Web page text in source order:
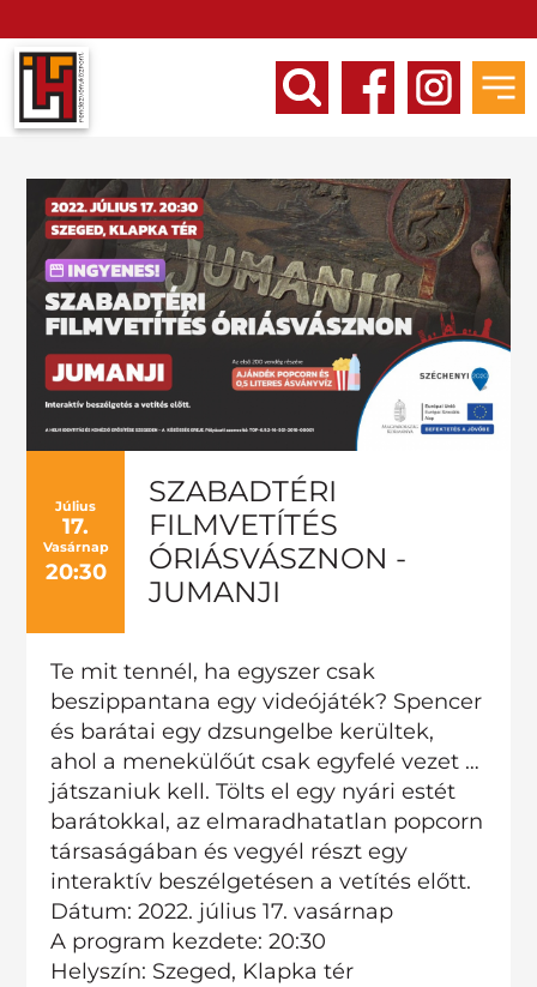
Július
17.
Vasárnap
20:30
SZABADTÉRI
FILMVETÍTÉS
ÓRIÁSVÁSZNON -
JUMANJI
Te mit tennél, ha egyszer csak
beszippantana egy videójáték? Spencer
és barátai egy dzsungelbe kerültek,
ahol a menekülőút csak egyfelé vezet …
játszaniuk kell. Tölts el egy nyári estét
barátokkal, az elmaradhatatlan popcorn
társaságában és vegyél részt egy
interaktív beszélgetésen a vetítés előtt.
Dátum: 2022. július 17. vasárnap
A program kezdete: 20:30
Helyszín: Szeged, Klapka tér